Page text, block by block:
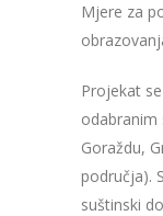
Mjere za
Projekat
Goraždu,
područja).
suštinski